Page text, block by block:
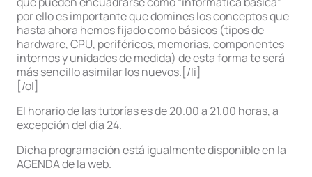
por ello es importante que domines los conceptos que
hasta ahora hemos fijado como básicos (tipos de
hardware, CPU, periféricos, memorias, componentes
internos y unidades de medida) de esta forma te será
más sencillo asimilar los nuevos.[/li]
[/ol]
El horario de las tutorías es de 20.00 a 21.00 horas, a
excepción del día 24.
Dicha programación está igualmente disponible en la
AGENDA de la web.